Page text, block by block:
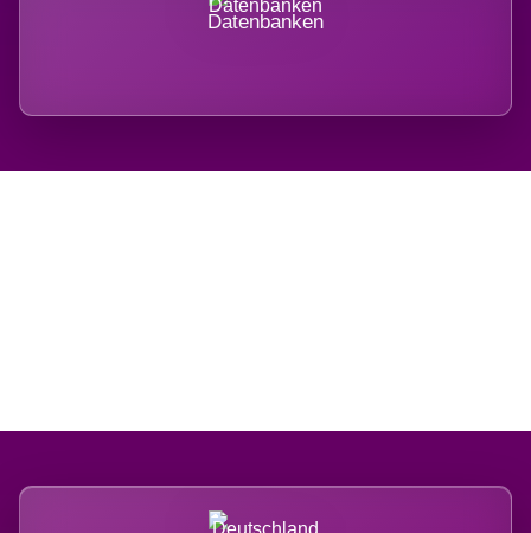
Datenbanken